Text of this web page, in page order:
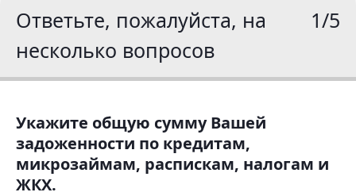
Ответьте, пожалуйста, на
несколько вопросов
1/5
Укажите общую сумму Вашей
задоженности по кредитам,
микрозаймам, распискам, налогам и
ЖКХ.